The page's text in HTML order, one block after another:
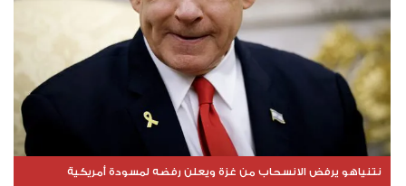
نتنياهو يرفض الانسحاب من غزة ويعلن رفضه لمسودة أمريكية